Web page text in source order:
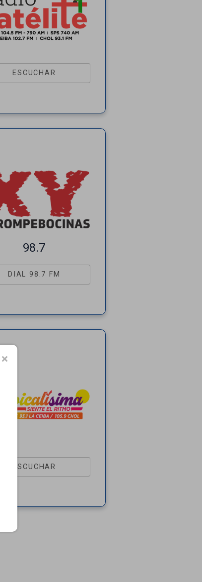
ESCUCHAR
98.7
DIAL 98.7 FM
ESCUCHAR